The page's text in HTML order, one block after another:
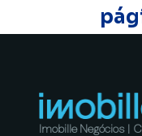
Imobille Negócios |